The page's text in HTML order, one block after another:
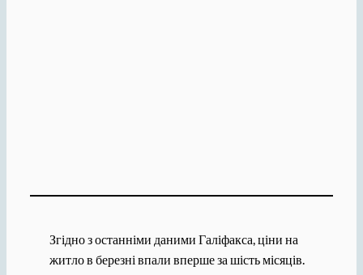
Згідно з останніми даними Галіфакса, ціни на
житло в березні впали вперше за шість місяців.